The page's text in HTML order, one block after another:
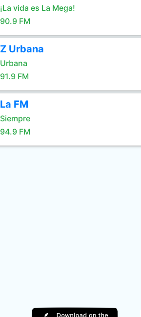
¡La vida es La Mega!
90.9 FM
Z Urbana
Urbana
91.9 FM
La FM
Siempre
94.9 FM